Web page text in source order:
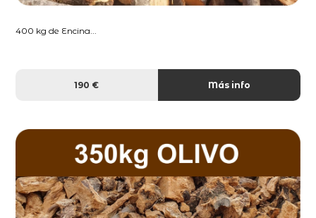
400 kg de Encina...
190 € Más info